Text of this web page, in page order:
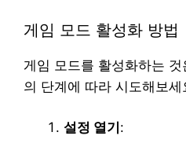
게임 모드 활성화 방법
게임 모드를 활성화하는
의 단계에 따라 시도해보세
설정 열기 :